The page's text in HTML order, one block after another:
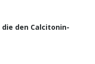
den Calcitonin-